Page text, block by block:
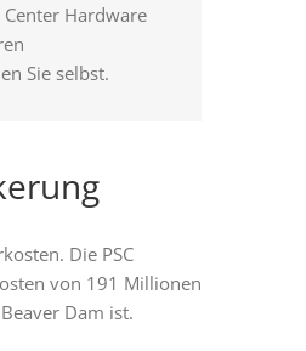
Hardware
Sie selbst.
Die PSC
von 191 Millionen
Dam ist.